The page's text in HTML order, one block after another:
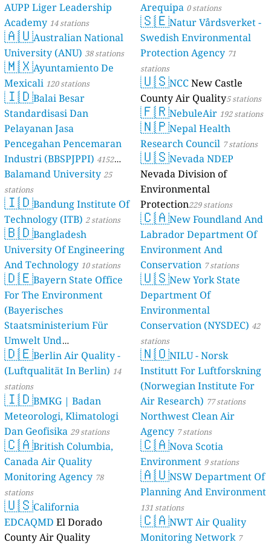
AUPP Liger Leadership
Academy 14 stations
🇦🇺Australian National
University (ANU) 38 stations
🇲🇽Ayuntamiento De
Mexicali 120 stations
🇮🇩Balai Besar
Standardisasi Dan
Pelayanan Jasa
Pencegahan Pencemaran
Industri (BBSPJPPI) 4152
stations
Balamand University25
stations
🇮🇩Bandung Institute Of
Technology (ITB) 2 stations
🇧🇩Bangladesh
University Of Engineering
And Technology 10 stations
🇩🇪Bayern State Office
For The Environment
(Bayerisches
Staatsministerium Für
Umwelt Und
Verbraucherschutz) - LfU
46 stations
🇩🇪Berlin Air Quality -
(Luftqualität In Berlin) 14
stations
🇮🇩BMKG | Badan
Meteorologi, Klimatologi
Dan Geofisika 29 stations
🇨🇦British Columbia,
Canada Air Quality
Monitoring Agency 78
stations
🇺🇸California
EDCAQMD El Dorado
County Air Quality
Arequipa 0 stations
🇸🇪Natur Vårdsverket -
Swedish Environmental
Protection Agency 71
stations
🇺🇸NCCNew Castle
County Air Quality5 stations
🇫🇷NebuleAir 192 stations
🇳🇵Nepal Health
Research Council 7 stations
🇺🇸Nevada NDEP
Nevada Division of
Environmental
Protection229 stations
🇨🇦New Foundland And
Labrador Department Of
Environment And
Conservation 7 stations
🇺🇸New York State
Department Of
Environmental
Conservation (NYSDEC) 42
stations
🇳🇴NILU - Norsk
Institutt For Luftforskning
(Norwegian Institute For
Air Research) 77 stations
Northwest Clean Air
Agency 7 stations
🇨🇦Nova Scotia
Environment 9 stations
🇦🇺NSW Department Of
Planning And Environment
131 stations
🇨🇦NWT Air Quality
Monitoring Network 7